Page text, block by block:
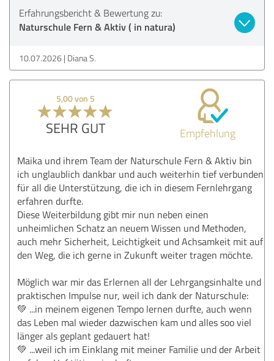
Erfahrungsbericht & Bewertung zu:
Naturschule Fern & Aktiv ( in natura)
10.07.2026 Diana S.
5,00 von 5
SEHR GUT Empfehlung
Maika und ihrem Team der Naturschule Fern & Aktiv bin
ich unglaublich dankbar und auch weiterhin tief verbunden
für all die Unterstützung, die ich in diesem Fernlehrgang
erfahren durfte.
Diese Weiterbildung gibt mir nun neben einen
unheimlichen Schatz an neuem Wissen und Methoden,
auch mehr Sicherheit, Leichtigkeit und Achsamkeit mit auf
den Weg, die ich gerne in Zukunft weiter tragen möchte.
Möglich war mir das Erlernen all der Lehrgangsinhalte und
praktischen Impulse nur, weil ich dank der Naturschule:
💚 ...in meinem eigenen Tempo lernen durfte, auch wenn
das Leben mal wieder dazwischen kam und alles soo viel
länger als geplant gedauert hat!
💚 ...weil ich im Einklang mit meiner Familie und der Arbeit